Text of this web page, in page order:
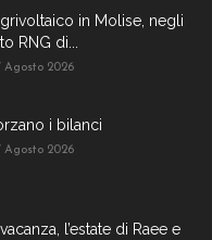
in Molise, negli
RNG di...
Agosto 2026
i bilanci
Agosto 2026
l’estate di Raee e